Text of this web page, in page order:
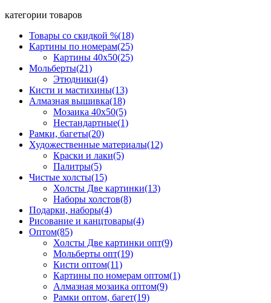
категории товаров
Товары со скидкой %(18)
Картины по номерам(25)
Картины 40x50(25)
Мольберты(21)
Этюдники(4)
Кисти и мастихины(13)
Алмазная вышивка(18)
Мозаика 40x50(5)
Нестандартные(1)
Рамки, багеты(20)
Художественные материалы(12)
Краски и лаки(5)
Палитры(5)
Чистые холсты(15)
Холсты Две картинки(13)
Наборы холстов(8)
Подарки, наборы(4)
Рисование и канцтовары(4)
Оптом(85)
Холсты Две картинки опт(9)
Мольберты опт(19)
Кисти оптом(11)
Картины по номерам оптом(1)
Алмазная мозаика оптом(9)
Рамки оптом, багет(19)